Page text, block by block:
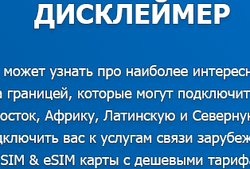
Одна только прогулка по
неизвестному месту. В это
также возможность
могут быть спасением. Для
источником душевного
а также
для решения